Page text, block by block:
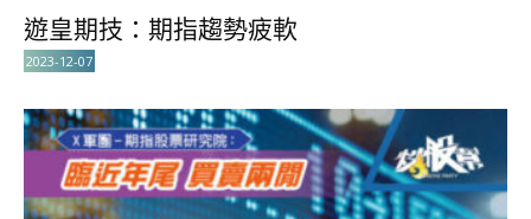
遊皇期技：期指趨勢疲軟
2023-12-07